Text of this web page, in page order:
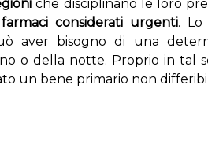
che disciplinano le loro
considerati urgenti. Lo
aver bisogno di una
o della notte. Proprio in tal
un bene primario non